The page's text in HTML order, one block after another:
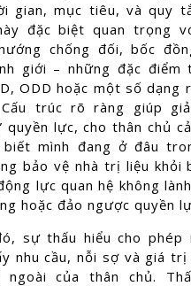
gian, mục tiêu, và quy
đặc biệt quan trọng
chống đối, bốc
giới – những đặc điểm
ODD hoặc một số dạng
Cấu trúc rõ ràng giúp
quyền lực, cho thân chủ
mình đang ở đâu
bảo vệ nhà trị liệu khỏi
lực quan hệ không
hoặc đảo ngược quyền
sự thấu hiểu cho phép
nhu cầu, nỗi sợ và giá trị
của thân chủ.